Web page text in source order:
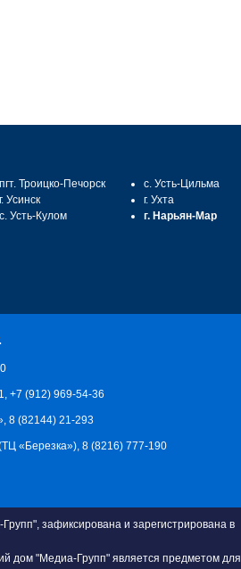
пгт. Троицко-Печорск
г. Усинск
с. Усть-Кулом
с. Усть-Цильма
г. Ухта
г. Нарьян-Мар
+7 (912) 969-54-36
8 (82144) 21-293
«Березка»), 8 (8216) 777-190
зафиксирована и зарегистрирована в
дом "Медиа-Групп" является предметом для